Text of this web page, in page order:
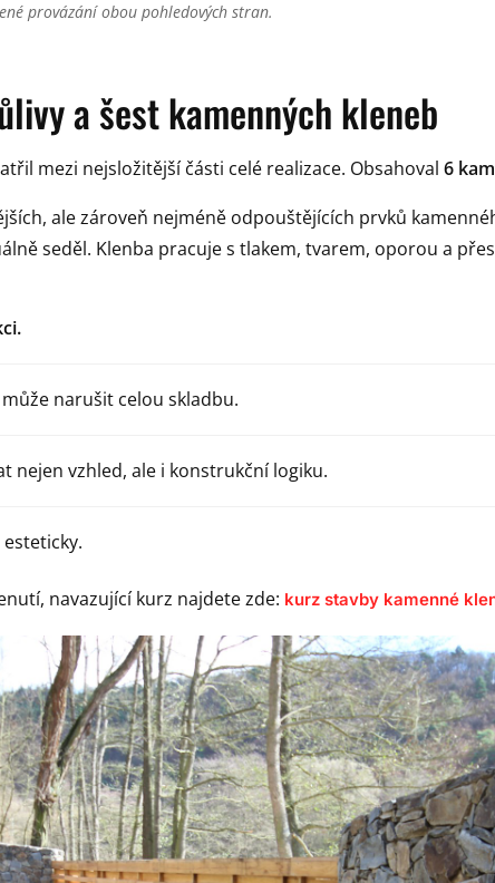
provázání obou pohledových stran.
a šest kamenných kleneb
mezi nejsložitější části celé realizace. Obsahoval 6
ale zároveň nejméně odpouštějících prvků
seděl. Klenba pracuje s tlakem, tvarem, oporou a
narušit celou skladbu.
nejen vzhled, ale i konstrukční logiku.
navazující kurz najdete zde: kurz stavby kamenné